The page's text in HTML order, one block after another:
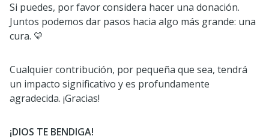
Si puedes, por favor considera hacer una donación.
Juntos podemos dar pasos hacia algo más grande: una
cura. 💛
Cualquier contribución, por pequeña que sea, tendrá
un impacto significativo y es profundamente
agradecida. ¡Gracias!
¡DIOS TE BENDIGA!